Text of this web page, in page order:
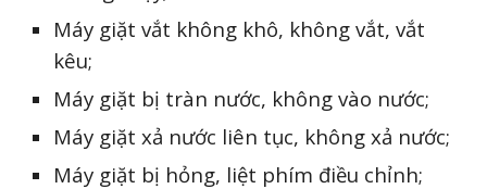
Máy giặt vắt không khô, không vắt, vắt
kêu;
Máy giặt bị tràn nước, không vào nước;
Máy giặt xả nước liên tục, không xả nước;
Máy giặt bị hỏng, liệt phím điều chỉnh;